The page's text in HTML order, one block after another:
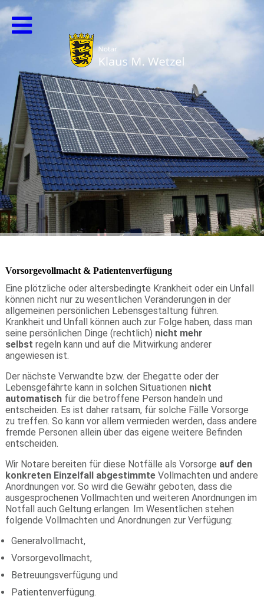
Vorsorgevollmacht & Patientenverfügung
Eine plötzliche oder altersbedingte Krankheit oder ein Unfall
können nicht nur zu wesentlichen Veränderungen in der
allgemeinen persönlichen Lebensgestaltung führen.
Krankheit und Unfall können auch zur Folge haben, dass man
seine persönlichen Dinge (rechtlich) nicht mehr
selbst regeln kann und auf die Mitwirkung anderer
angewiesen ist.
Der nächste Verwandte bzw. der Ehegatte oder der
Lebensgefährte kann in solchen Situationen nicht
automatischfür die betroffene Person handeln und
entscheiden. Es ist daher ratsam, für solche Fälle Vorsorge
zu treffen. So kann vor allem vermieden werden, dass andere
fremde Personen allein über das eigene weitere Befinden
entscheiden.
Wir Notare bereiten für diese Notfälle als Vorsorge auf den
konkreten Einzelfall abgestimmteVollmachten und andere
Anordnungen vor. So wird die Gewähr geboten, dass die
ausgesprochenen Vollmachten und weiteren Anordnungen im
Notfall auch Geltung erlangen. Im Wesentlichen stehen
folgende Vollmachten und Anordnungen zur Verfügung:
Generalvollmacht,
Vorsorgevollmacht,
Betreuungsverfügung und
Patientenverfügung.